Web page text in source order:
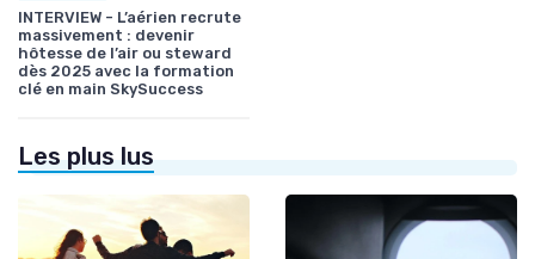
INTERVIEW - L’aérien recrute
massivement : devenir
hôtesse de l’air ou steward
dès 2025 avec la formation
clé en main SkySuccess
Les plus lus